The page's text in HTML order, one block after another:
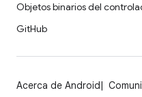
Objetos binarios del
GitHub
Acerca de Android